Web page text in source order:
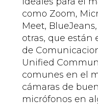
como Zoom,
Meet,
otras, que están
de
Unified
comunes en el
cámaras de
micrófonos en